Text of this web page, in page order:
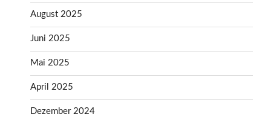
August 2025
Juni 2025
Mai 2025
April 2025
Dezember 2024